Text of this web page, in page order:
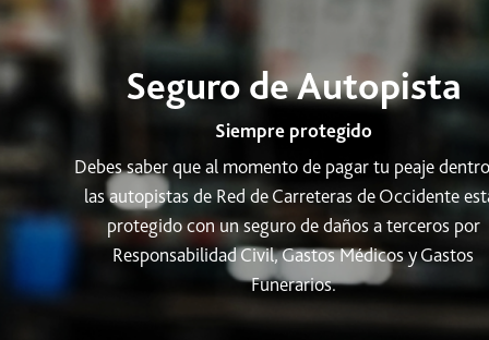
Seguro de Autopista
Siempre protegido
Debes saber que al momento de pagar tu peaje
las autopistas de Red de Carreteras de Occidente
protegido con un seguro de daños a terceros por
Responsabilidad Civil, Gastos Médicos y Gastos
Funerarios.